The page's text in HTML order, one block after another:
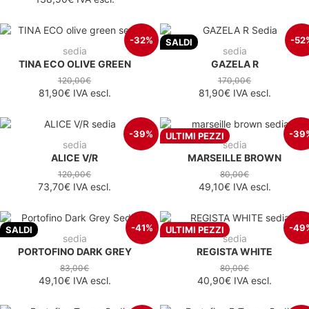
-32%
sedia
TINA ECO OLIVE GREEN
120,00€
81,90€IVA escl.
SALDI -
sedia
GAZELA R
170,00€
81,90€IVA escl.
-39%
sedia
ALICE V/R
120,00€
73,70€ IVA escl.
ULTIMI PEZZI -
sedia
MARSEILLE BROWN
80,00€
49,10€IVA escl.
SALDI -41%
sedia
PORTOFINO DARK GREY
83,00€
49,10€IVA escl.
ULTIMI PEZZI -
sedia
REGISTA WHITE
80,00€
40,90€ IVA escl.